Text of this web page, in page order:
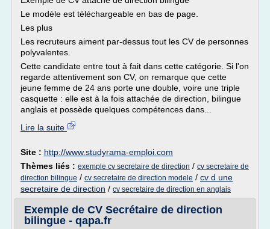
Le modèle est téléchargeable en bas de page.
Les plus
Les recruteurs aiment par-dessus tout les CV de personnes
polyvalentes.
Cette candidate entre tout à fait dans cette catégorie. Si l'on
regarde attentivement son CV, on remarque que cette
jeune femme de 24 ans porte une double, voire une triple
casquette : elle est à la fois attachée de direction, bilingue
anglais et possède quelques compétences dans...
Lire la suite
Site : http://www.studyrama-emploi.com
Thèmes liés : exemple cv secretaire de direction / cv secretaire de
direction bilingue / cv secretaire de direction modele / cv d une
secretaire de direction / cv secretaire de direction en anglais
Exemple de CV Secrétaire de direction
bilingue - qapa.fr